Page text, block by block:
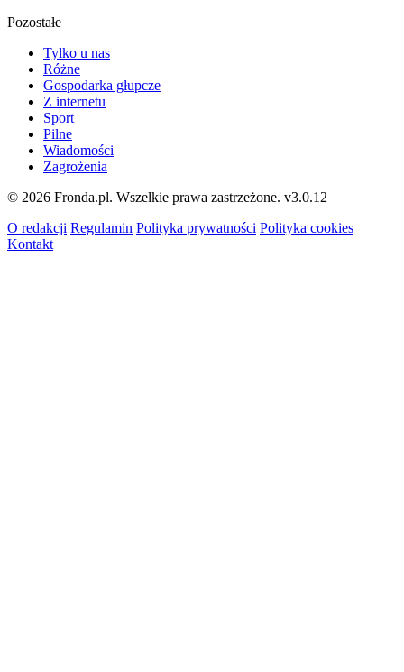
Pozostałe
Tylko u nas
Różne
Gospodarka głupcze
Z internetu
Sport
Pilne
Wiadomości
Zagrożenia
© 2026 Fronda.pl. Wszelkie prawa zastrzeżone. v3.0.12
O redakcji Regulamin Polityka prywatności Polityka cookies
Kontakt